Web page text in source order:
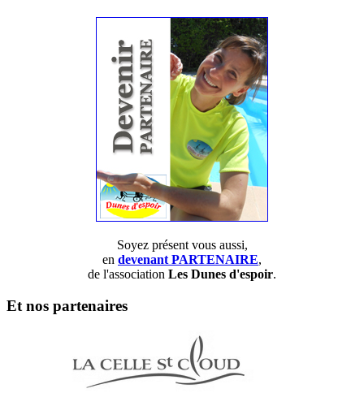
Soyez présent vous aussi,
en devenant PARTENAIRE,
de l'association Les Dunes d'espoir.
Et nos partenaires